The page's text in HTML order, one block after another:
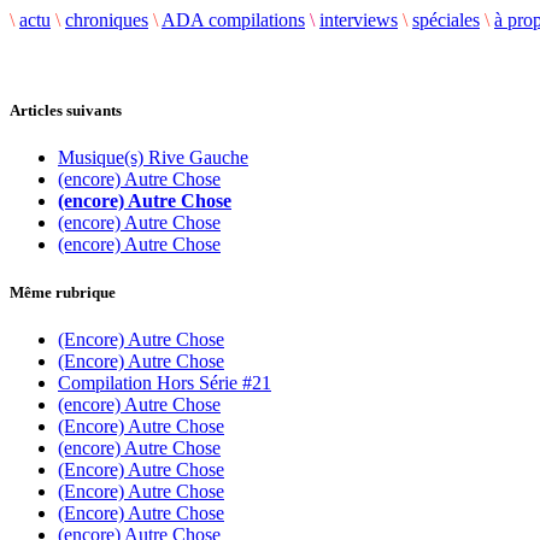
\ actu \ chroniques \ ADA compilations \ interviews \ spéciales \ à
Articles suivants
Musique(s) Rive Gauche
(encore) Autre Chose
(encore) Autre Chose
(encore) Autre Chose
(encore) Autre Chose
Même rubrique
(Encore) Autre Chose
(Encore) Autre Chose
Compilation Hors Série #21
(encore) Autre Chose
(Encore) Autre Chose
(encore) Autre Chose
(Encore) Autre Chose
(Encore) Autre Chose
(Encore) Autre Chose
(encore) Autre Chose